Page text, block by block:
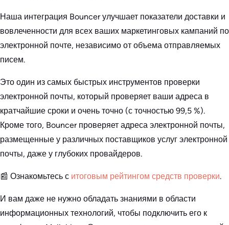
Наша интеграция Bouncer улучшает показатели доставки и
вовлеченности для всех ваших маркетинговых кампаний по
электронной почте, независимо от объема отправляемых
писем.
Это один из самых быстрых инструментов проверки
электронной почты, который проверяет ваши адреса в
кратчайшие сроки и очень точно (с точностью 99,5 %).
Кроме того, Bouncer проверяет адреса электронной почты,
размещенные у различных поставщиков услуг электронной
почты, даже у глубоких провайдеров.
📰 Ознакомьтесь с итоговым рейтингом средств проверки.
И вам даже не нужно обладать знаниями в области
информационных технологий, чтобы подключить его к